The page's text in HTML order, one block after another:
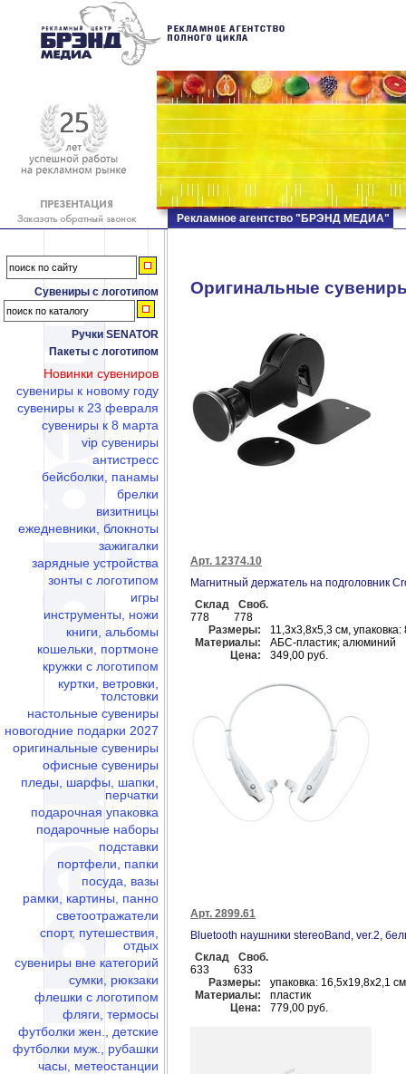
Сувениры с логотипом
Ручки SENATOR
Пакеты с логотипом
Новинки сувениров
сувениры к новому году
сувениры к 23 февраля
сувениры к 8 марта
vip сувениры
антистресс
бейсболки, панамы
брелки
визитницы
ежедневники, блокноты
зажигалки
зарядные устройства
зонты с логотипом
игры
инструменты, ножи
книги, альбомы
кошельки, портмоне
кружки с логотипом
куртки, ветровки,
толстовки
настольные сувениры
новогодние подарки 2027
оригинальные сувениры
офисные сувениры
пледы, шарфы, шапки,
перчатки
подарочная упаковка
подарочные наборы
подставки
портфели, папки
посуда, вазы
рамки, картины, панно
светоотражатели
спорт, путешествия,
отдых
сувениры вне категорий
сумки, рюкзаки
флешки c логотипом
фляги, термосы
футболки жен., детские
футболки муж., рубашки
часы, метеостанции
Рекламное агентство "БРЭНД МЕДИА"
Оригинальные
Арт. 12374.10
Магнитный держатель на подголовник
Склад
Своб.
778
778
Размеры:
11,3х3,8х5,3 см,
Материалы:
АБС-пластик; алюминий
Цена:
349,00 руб.
Арт. 2899.61
Bluetooth наушники stereoBand, ver.2,
Склад
Своб.
633
633
Размеры:
упаковка: 16,5х19,8х2,1 см
Материалы:
пластик
Цена:
779,00 руб.